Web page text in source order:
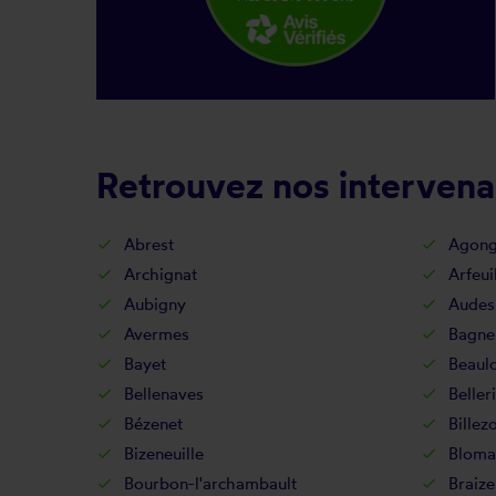
Retrouvez nos
Abrest
Archignat
Aubigny
Audes
Avermes
Bayet
Bellenaves
Bézenet
Bizeneuille
Bourbon-l'archambault
Braize